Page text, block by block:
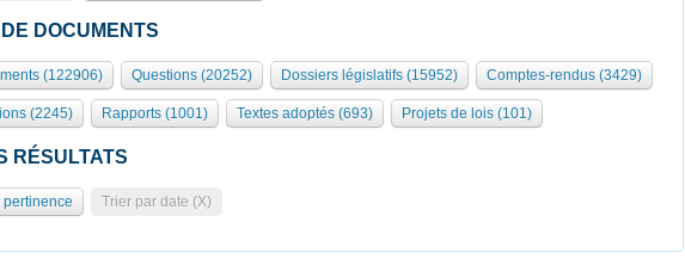
DOCUMENTS
(122906) Questions (20252) Dossiers législatifs (15952) Comptes-rendus (3429)
(2245) Rapports (1001) Textes adoptés (693) Projets de lois (101)
RÉSULTATS
pertinence Trier par date (X)